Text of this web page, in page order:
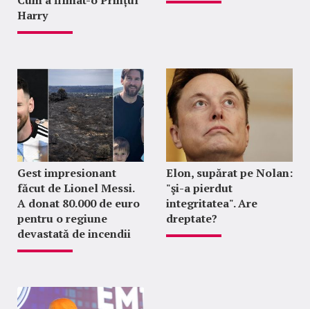
Harry
Gest impresionant
făcut de Lionel Messi.
A donat 80.000 de euro
pentru o regiune
devastată de incendii
Elon, supărat pe Nolan:
"şi-a pierdut
integritatea". Are
dreptate?